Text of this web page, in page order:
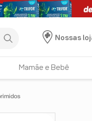
Nossas
Mamãe e Bebê